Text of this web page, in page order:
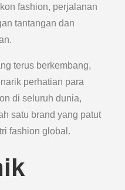
fashion, perjalanan
tantangan dan
terus berkembang,
perhatian para
di seluruh dunia,
satu brand yang patut
fashion global.